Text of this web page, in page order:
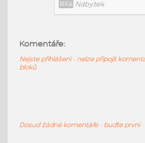
RFA Nábytek
HM ActionOffice
Komentáře:
Nejste přihlášeni - nelze připojit
bloků
Dosud žádné komentáře - buďte první